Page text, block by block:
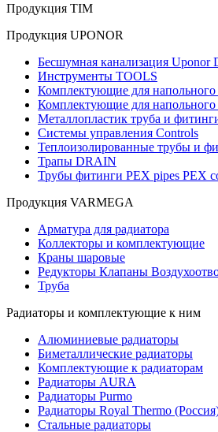
Продукция TIM
Продукция UPONOR
Бесшумная канализация Uponor
Инструменты TOOLS
Комплектующие для
Комплектующие для
Металлопластик труба и
Системы управления Controls
Теплоизолированные трубы и
Трапы DRAIN
Трубы фитинги PEX pipes PEX
Продукция VARMEGA
Арматура для радиатора
Коллекторы и комплектующие
Краны шаровые
Редукторы Клапаны
Труба
Радиаторы и комплектующие к ним
Алюминиевые радиаторы
Биметаллические радиаторы
Комплектующие к радиаторам
Радиаторы AURA
Радиаторы Purmo
Радиаторы Royal Thermo
Стальные радиаторы